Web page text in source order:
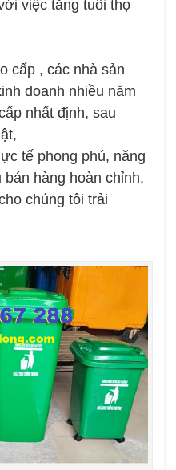
việc tăng tuổi thọ
cấp , các nhà sản
doanh nhiều năm
nhất định, sau
tế phong phú, năng
hàng hoàn chỉnh,
chúng tôi trải